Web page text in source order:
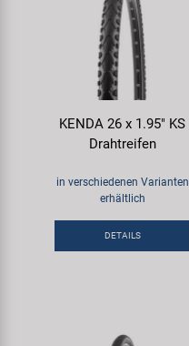
KENDA 26 x 1.95" KS
Drahtreifen
in verschiedenen Varianten
erhältlich
DETAILS